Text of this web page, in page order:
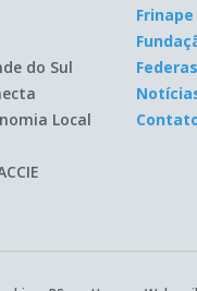
do Sul
Local
Frinape